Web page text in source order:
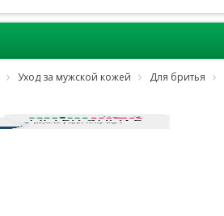
Уход за мужской кожей Для бритья